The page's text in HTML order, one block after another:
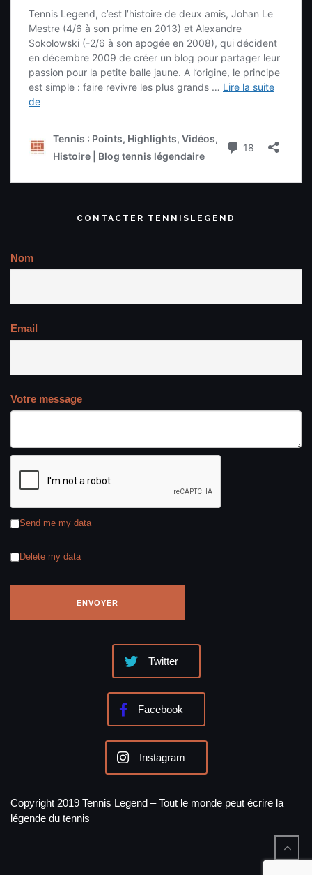
CONTACTER TENNISLEGEND
Nom
Email
Votre message
Send me my data
Delete my data
Twitter
Facebook
Instagram
Copyright 2019 Tennis Legend – Tout le monde peut écrire la
légende du tennis